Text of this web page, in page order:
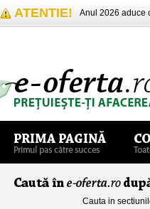
ATENTIE! Anul 2026 aduce
Cauta in